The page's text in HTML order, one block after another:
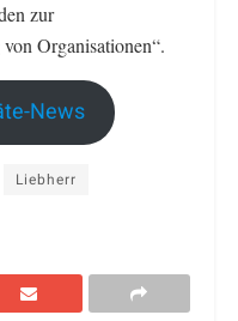
zur
Organisationen“.
News
Liebherr